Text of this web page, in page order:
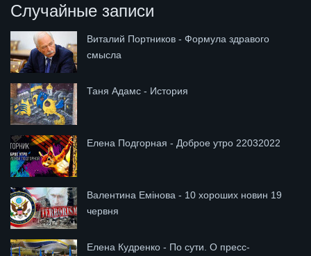
Случайные записи
Виталий Портников - Формула здравого
смысла
Таня Адамс - История
Елена Подгорная - Доброе утро 22032022
Валентина Емінова - 10 хороших новин 19
червня
Елена Кудренко - По сути. О пресс-